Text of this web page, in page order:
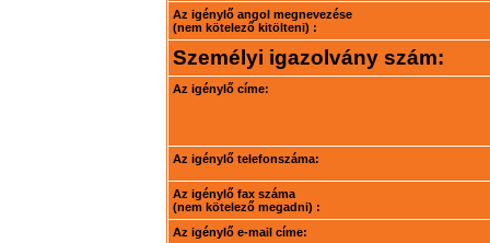
Az igénylő angol megnevezése
(nem kötelező kitölteni) :
Személyi igazolvány szám:
Az igénylő címe:
Az igénylő telefonszáma:
Az igénylő fax száma
(nem kötelező megadni) :
Az igénylő e-mail címe: